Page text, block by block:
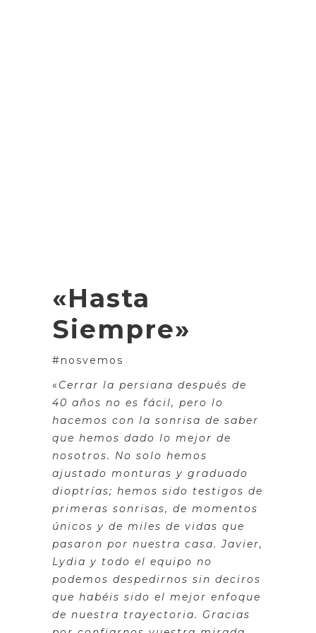
«Hasta
Siempre»
#nosvemos
« Cerrar la persiana después de
40 años no es fácil, pero lo
hacemos con la sonrisa de saber
que hemos dado lo mejor de
nosotros. No solo hemos
ajustado monturas y graduado
dioptrías; hemos sido testigos de
primeras sonrisas, de momentos
únicos y de miles de vidas que
pasaron por nuestra casa. Javier,
Lydia y todo el equipo no
podemos despedirnos sin deciros
que habéis sido el mejor enfoque
de nuestra trayectoria. Gracias